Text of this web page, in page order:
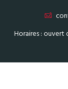
Horaires : ouvert